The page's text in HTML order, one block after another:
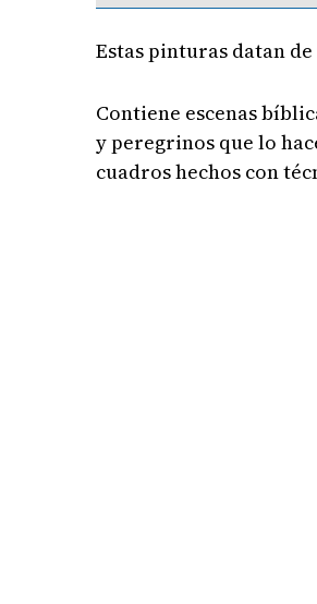
Estas pinturas datan
Contiene escenas
y peregrinos que lo
cuadros hechos con